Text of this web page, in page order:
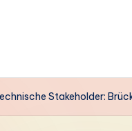
Stakeholder: